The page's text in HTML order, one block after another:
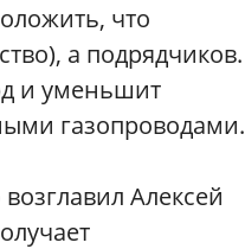
что
а подрядчиков.
и уменьшит
газопроводами.
Алексей